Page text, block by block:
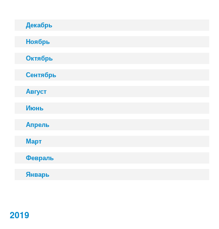
Декабрь
Ноябрь
Октябрь
Сентябрь
Август
Июнь
Апрель
Март
Февраль
Январь
2019